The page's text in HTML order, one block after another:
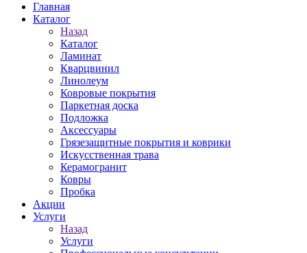
Главная
Каталог
Назад
Каталог
Ламинат
Кварцвинил
Линолеум
Ковровые покрытия
Паркетная доска
Подложка
Аксессуары
Грязезащитные покрытия и коврики
Искусственная трава
Керамогранит
Ковры
Пробка
Акции
Услуги
Назад
Услуги